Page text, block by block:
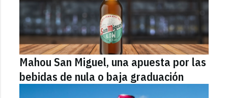
Mahou San Miguel, una apuesta por las
bebidas de nula o baja graduación